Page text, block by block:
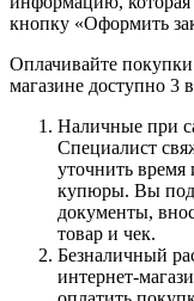
кнопку «Оформить
Оплачивайте
магазине доступно 3
Наличные при
Специалист
уточнить время
купюры. Вы
документы,
товар и чек.
Безналичный
интернет-